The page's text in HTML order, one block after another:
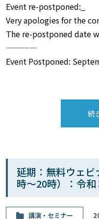
Event re-postponed:_
Very apologies for the
The re-postponed date
————
Event Postponed:
続
延期：無料ウェ
時〜20時）：令
講演・セミナー